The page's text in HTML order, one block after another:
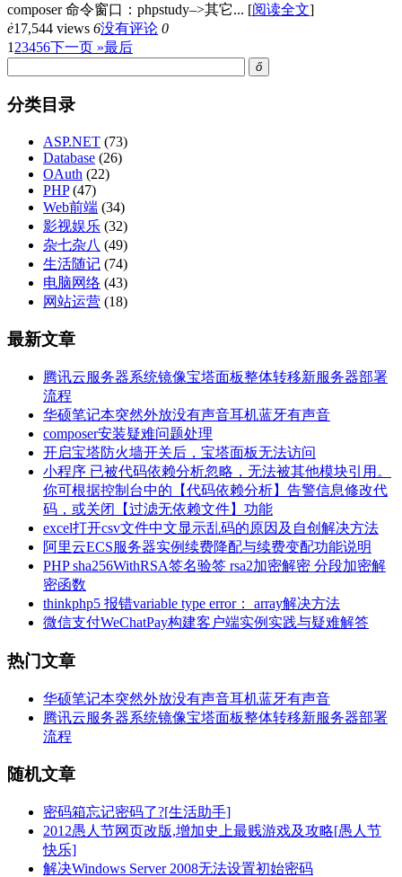
composer 命令窗口：phpstudy–>其它... [阅读全文]
ė17,544 views 6没有评论 0
1 23456下一页 »最后
ő
分类目录
ASP.NET (73)
Database (26)
OAuth (22)
PHP(47)
Web前端 (34)
影视娱乐 (32)
杂七杂八 (49)
生活随记 (74)
电脑网络 (43)
网站运营 (18)
最新文章
腾讯云服务器系统镜像宝塔面板整体转移新服务器部署
流程
华硕笔记本突然外放没有声音耳机蓝牙有声音
composer安装疑难问题处理
开启宝塔防火墙开关后，宝塔面板无法访问
小程序 已被代码依赖分析忽略，无法被其他模块引用。
你可根据控制台中的【代码依赖分析】告警信息修改代
码，或关闭【过滤无依赖文件】功能
excel打开csv文件中文显示乱码的原因及自创解决方法
阿里云ECS服务器实例续费降配与续费变配功能说明
PHP sha256WithRSA签名验签 rsa2加密解密 分段加密解
密函数
thinkphp5 报错variable type error： array解决方法
微信支付WeChatPay构建客户端实例实践与疑难解答
热门文章
华硕笔记本突然外放没有声音耳机蓝牙有声音
腾讯云服务器系统镜像宝塔面板整体转移新服务器部署
流程
随机文章
密码箱忘记密码了?[生活助手]
2012愚人节网页改版,增加史上最贱游戏及攻略[愚人节
快乐]
解决Windows Server 2008无法设置初始密码